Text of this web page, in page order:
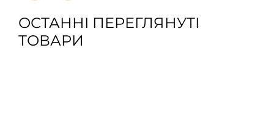
ОСТАННІ ПЕРЕГЛЯНУТІ
ТОВАРИ